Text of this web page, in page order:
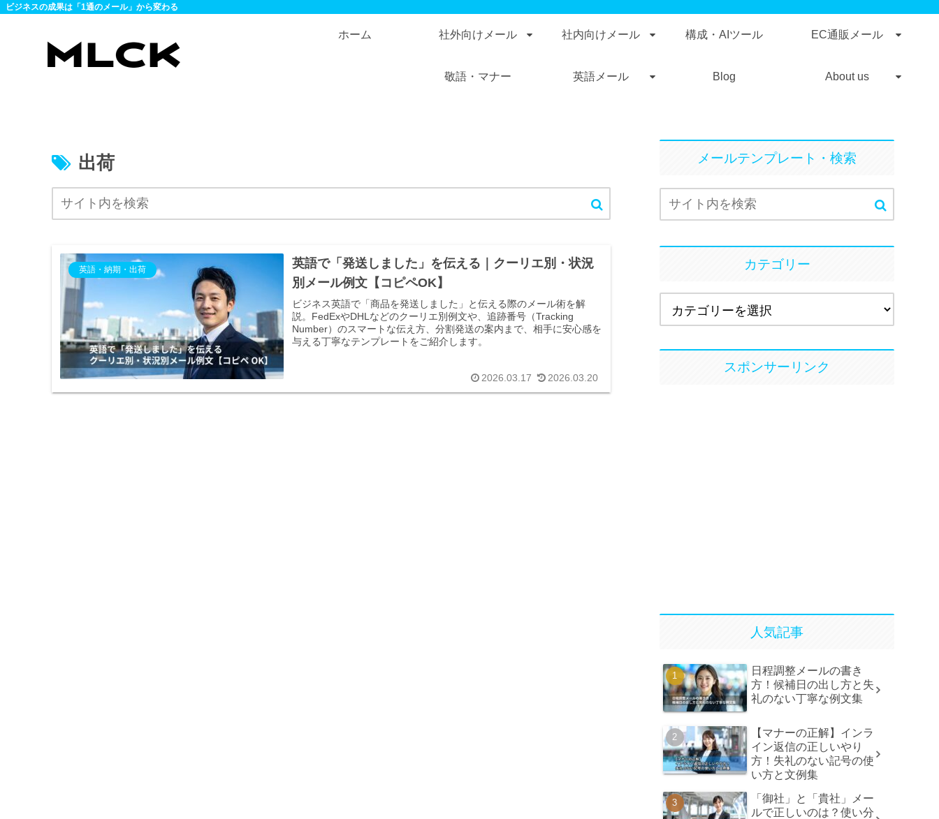
ビジネスの成果は「1通のメール」から変わる
ホーム 社外向けメール 社内向けメール 構成・AIツール EC通販メール
敬語・マナー 英語メール Blog About us
出荷
英語・納期・出荷
英語で「発送しました」を伝える｜クーリエ別・状況
別メール例文【コピペOK】
ビジネス英語で「商品を発送しました」と伝える際のメール術を解
説。FedExやDHLなどのクーリエ別例文や、追跡番号（Tracking
Number）のスマートな伝え方、分割発送の案内まで、相手に安心感を
与える丁寧なテンプレートをご紹介します。
2026.03.17 2026.03.20
メールテンプレート・検索
カテゴリー
スポンサーリンク
人気記事
日程調整メールの書き
方！候補日の出し方と失
礼のない丁寧な例文集
【マナーの正解】インラ
イン返信の正しいやり
方！失礼のない記号の使
い方と文例集
「御社」と「貴社」メー
ルで正しいのは？使い分